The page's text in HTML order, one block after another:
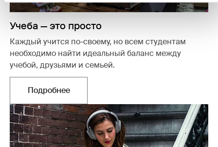
Учеба — это просто
Каждый учится по-своему, но всем студентам
необходимо найти идеальный баланс между
учебой, друзьями и семьей.
ПодробнееОткрывается в новой вкладке